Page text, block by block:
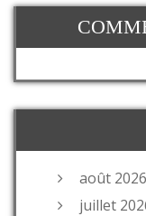
août 2026
juillet